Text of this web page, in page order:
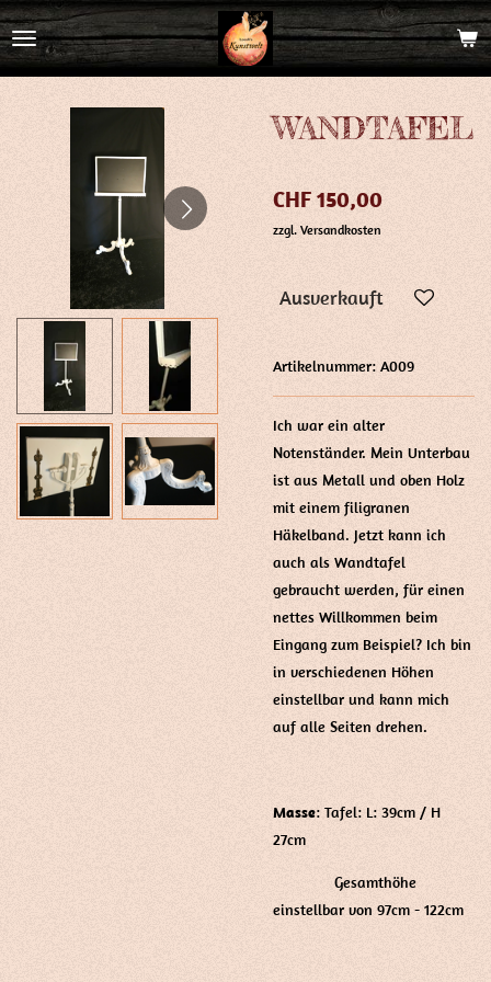
Zum
Hauptinhalt
springen
WANDTAFEL
CHF 150,00
zzgl. Versandkosten
Ausverkauft
Artikelnummer: A009
Ich war ein alter
Notenständer. Mein Unterbau
ist aus Metall und oben Holz
mit einem filigranen
Häkelband. Jetzt kann ich
auch als Wandtafel
gebraucht werden, für einen
nettes Willkommen beim
Eingang zum Beispiel? Ich bin
in verschiedenen Höhen
einstellbar und kann mich
auf alle Seiten drehen.
Masse: Tafel: L: 39cm / H
27cm
Gesamthöhe
einstellbar von 97cm - 122cm